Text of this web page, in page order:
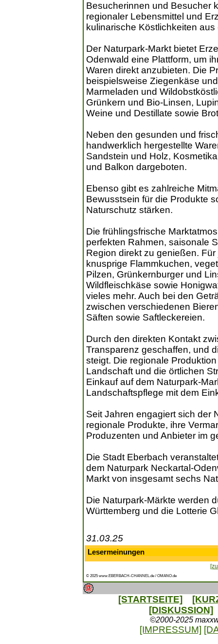
Besucherinnen und Besucher
regionaler Lebensmittel und
kulinarische Köstlichkeiten
Der Naturpark-Markt bietet
Odenwald eine Plattform, um
Waren direkt anzubieten. Die
beispielsweise Ziegenkäse
Marmeladen und
Grünkern und Bio-Linsen,
Weine und Destillate sowie
Neben den gesunden und
handwerklich hergestellte
Sandstein und Holz,
und Balkon dargeboten.
Ebenso gibt es zahlreiche
Bewusstsein für die Produkte
Naturschutz stärken.
Die frühlingsfrische
perfekten Rahmen, saisonale
Region direkt zu genießen.
knusprige Flammkuchen,
Pilzen, Grünkernburger und
Wildfleischkäse sowie
vieles mehr. Auch bei den
zwischen verschiedenen
Säften sowie Saftleckereien.
Durch den direkten Kontakt
Transparenz geschaffen, und
steigt. Die regionale
Landschaft und die örtlichen
Einkauf auf dem Naturpark-
Landschaftspflege mit dem
Seit Jahren engagiert sich der
regionale Produkte, ihre
Produzenten und Anbieter im
Die Stadt Eberbach
dem Naturpark Neckartal-
Markt von insgesamt sechs
Die Naturpark-Märkte werden
Württemberg und die Lotterie
31.03.25
Lesermeinungen
© 2025 www.EBERBACH-CHANNEL.de / OMANO.de
[STARTSEITE]
[DISKUSSION]
©2000-2025
[IMPRESSUM]